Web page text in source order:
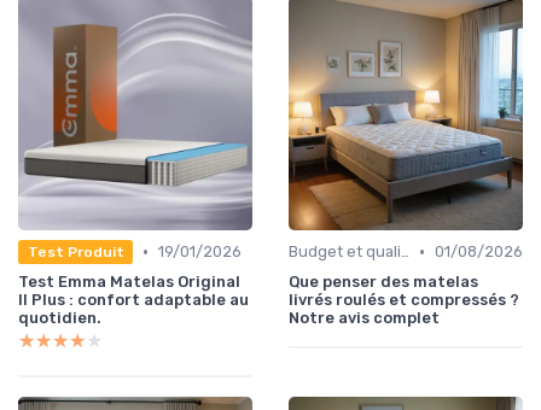
Test Produit • 19/01/2026
Test Emma Matelas Original
II Plus : confort adaptable au
quotidien.
★★★★★
★★★★★
Budget et qualité • 01/08/2026
Que penser des matelas
livrés roulés et compressés ?
Notre avis complet